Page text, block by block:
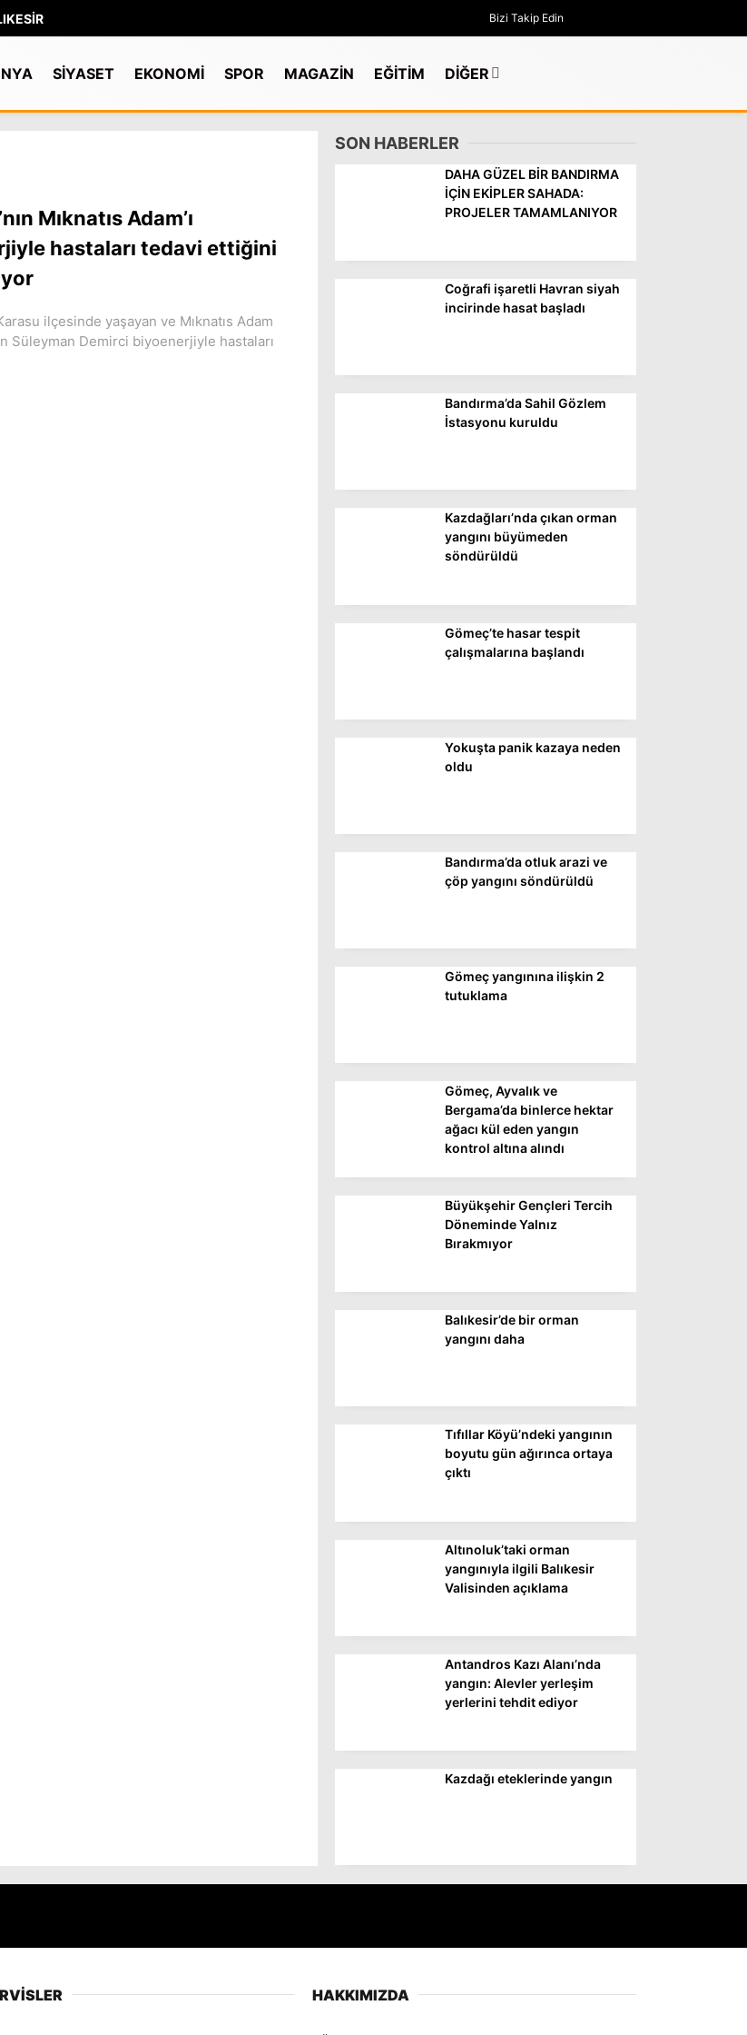
GÜNDEM
DÜNYA
EKONOMİ
SPOR
DİĞER
WhatsApp İhbar
Facebook
Instagram
Youtube
Bizi Takip Edin
SİYASET EKONOMİ SPOR MAGAZİN EĞİTİM DİĞER
Mıknatıs Adam’ı
hastaları tedavi ettiğini
ilçesinde yaşayan ve Mıknatıs Adam
Süleyman Demirci biyoenerjiyle hastaları
SON HABERLER
DAHA GÜZEL BİR BANDIRMA
İÇİN EKİPLER SAHADA:
PROJELER TAMAMLANIYOR
Coğrafi işaretli Havran siyah
incirinde hasat başladı
Bandırma’da Sahil Gözlem
İstasyonu kuruldu
Kazdağları’nda çıkan orman
yangını büyümeden
söndürüldü
Gömeç’te hasar tespit
çalışmalarına başlandı
Yokuşta panik kazaya neden
oldu
Bandırma’da otluk arazi ve
çöp yangını söndürüldü
Gömeç yangınına ilişkin 2
tutuklama
Gömeç, Ayvalık ve
Bergama’da binlerce hektar
ağacı kül eden yangın
kontrol altına alındı
Büyükşehir Gençleri Tercih
Döneminde Yalnız
Bırakmıyor
Balıkesir’de bir orman
yangını daha
Tıfıllar Köyü’ndeki yangının
boyutu gün ağırınca ortaya
çıktı
Altınoluk’taki orman
yangınıyla ilgili Balıkesir
Valisinden açıklama
Antandros Kazı Alanı’nda
yangın: Alevler yerleşim
yerlerini tehdit ediyor
Kazdağı eteklerinde yangın
HAKKIMIZDA